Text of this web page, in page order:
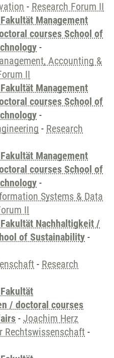
- Research Forum II
Management
courses School of
-
Accounting &
II
Management
courses School of
-
- Research
Management
courses School of
-
Systems & Data
II
Nachhaltigkeit /
of Sustainability -
- Research
/ doctoral courses
- Joachim Herz
Rechtswissenschaft -